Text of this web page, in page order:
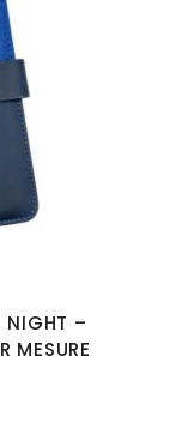
NIGHT –
MESURE